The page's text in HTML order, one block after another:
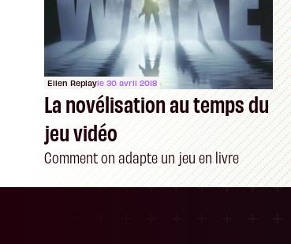
Ellen Replayle 30 avril 2018
La novélisation au temps du
jeu vidéo
Comment on adapte un jeu en livre